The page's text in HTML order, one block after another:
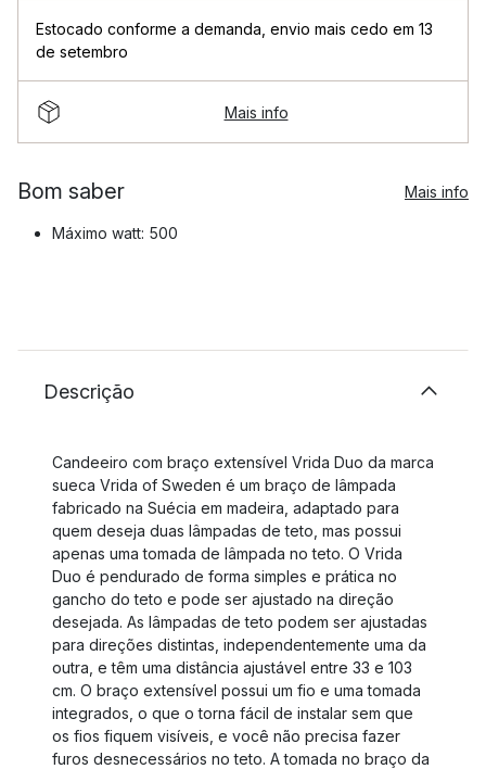
Estocado conforme a demanda envio mais cedo em 13
de setembro
Mais info
Bom saber Mais info
Máximo watt: 500
Descrição
Candeeiro com braço extensível Vrida Duo da marca
sueca Vrida of Sweden é um braço de lâmpada
fabricado na Suécia em madeira, adaptado para
quem deseja duas lâmpadas de teto, mas possui
apenas uma tomada de lâmpada no teto. O Vrida
Duo é pendurado de forma simples e prática no
gancho do teto e pode ser ajustado na direção
desejada. As lâmpadas de teto podem ser ajustadas
para direções distintas, independentemente uma da
outra, e têm uma distância ajustável entre 33 e 103
cm. O braço extensível possui um fio e uma tomada
integrados, o que o torna fácil de instalar sem que
os fios fiquem visíveis, e você não precisa fazer
furos desnecessários no teto. A tomada no braço da